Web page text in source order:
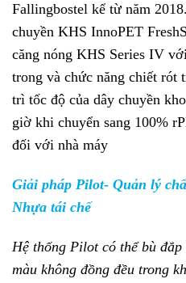
Fallingbostel kể từ năm
chuyền KHS InnoPET
căng nóng KHS Series IV
trong và chức năng chiết rót
trì tốc độ của dây chuyền
giờ khi chuyển sang 100%
đối với nhà máy
Giải pháp Pilot- Quản lý
Nhựa tái chế
Hệ thống Pilot có thể bù
màu không đồng đều trong